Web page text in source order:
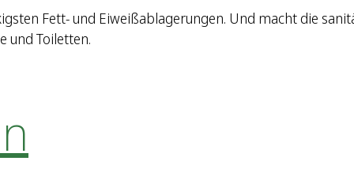
Fett- und Eiweißablagerungen. Und macht die
und Toiletten.